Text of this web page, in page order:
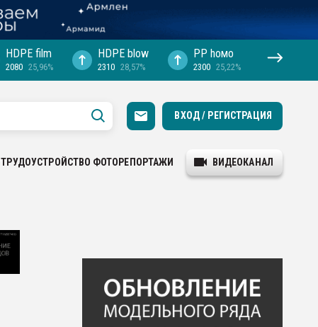
HDPE film
2080 25,96%
HDPE blow
2310 28,57%
PP hомо
2300 25,22%
ВХОД / РЕГИСТРАЦИЯ
ТРУДОУСТРОЙСТВО ФОТОРЕПОРТАЖИ ВИДЕОКАНАЛ